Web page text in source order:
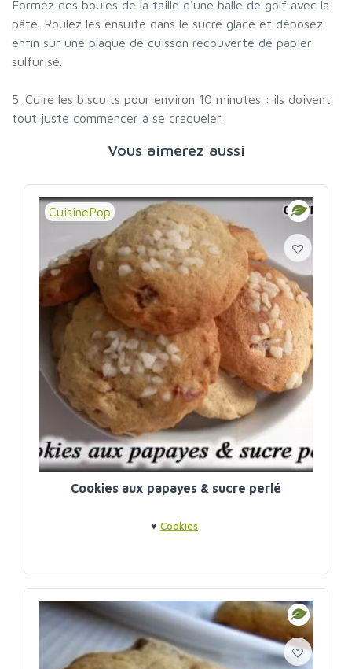
Formez des boules de la taille d'une balle de golf avec la
pâte. Roulez les ensuite dans le sucre glace et déposez
enfin sur une plaque de cuisson recouverte de papier
sulfurisé.
5. Cuire les biscuits pour environ 10 minutes : ils doivent
tout juste commencer à se craqueler.
Vous aimerez aussi
CuisinePop
Cookies aux papayes & sucre perlé
♥ Cookies